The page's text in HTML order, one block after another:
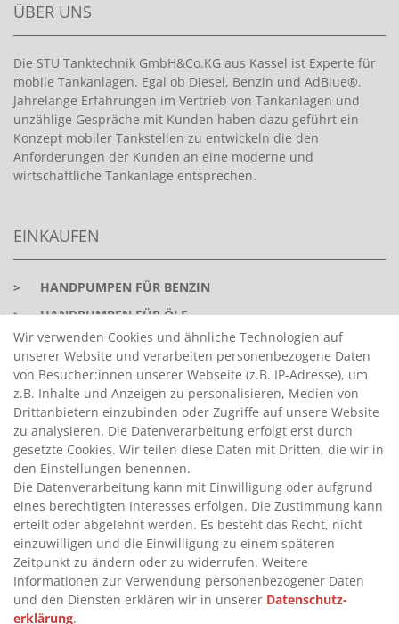
ÜBER UNS
Die STU Tanktechnik GmbH&Co.KG aus Kassel ist Experte für
mobile Tankanlagen. Egal ob Diesel, Benzin und AdBlue®.
Jahrelange Erfahrungen im Vertrieb von Tankanlagen und
unzählige Gespräche mit Kunden haben dazu geführt ein
Konzept mobiler Tankstellen zu entwickeln die den
Anforderungen der Kunden an eine moderne und
wirtschaftliche Tankanlage entsprechen.
EINKAUFEN
>
HANDPUMPEN FÜR BENZIN
>
HANDPUMPEN FÜR ÖLE
>
TANKANLAGEN
>
ADBLUE® BETANKUNG
INFORMATIONEN
>
FAQ
>
VERTRAG WIDERRUFEN
>
WIDERRUFSRECHT
>
WIDERRUFSFORMULAR
>
IMPRESSUM
>
DATENSCHUTZERKLÄRUNG
Wir verwenden Cookies und ähnliche Technologien auf
unserer Website und verarbeiten personenbezogene Daten
von Besucher:innen unserer Webseite (z.B. IP-Adresse), um
z.B. Inhalte und Anzeigen zu personalisieren, Medien von
Drittanbietern einzubinden oder Zugriffe auf unsere Website
zu analysieren. Die Datenverarbeitung erfolgt erst durch
gesetzte Cookies. Wir teilen diese Daten mit Dritten, die wir in
den Einstellungen benennen.
Die Datenverarbeitung kann mit Einwilligung oder aufgrund
eines berechtigten Interesses erfolgen. Die Zustimmung kann
erteilt oder abgelehnt werden. Es besteht das Recht, nicht
einzuwilligen und die Einwilligung zu einem späteren
Zeitpunkt zu ändern oder zu widerrufen. Weitere
Informationen zur Verwendung personenbezogener Daten
und den Diensten erklären wir in unserer Daten­schutz­
erklärung.